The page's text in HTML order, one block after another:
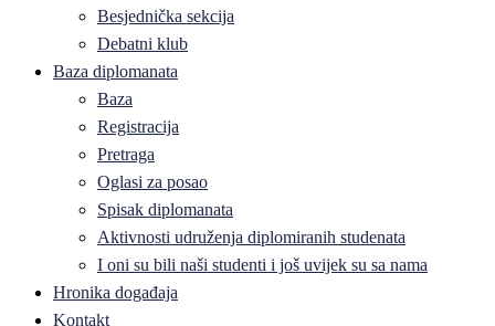
Besjednička sekcija
Debatni klub
Baza diplomanata
Baza
Registracija
Pretraga
Oglasi za posao
Spisak diplomanata
Aktivnosti udruženja diplomiranih studenata
I oni su bili naši studenti i još uvijek su sa nama
Hronika događaja
Kontakt